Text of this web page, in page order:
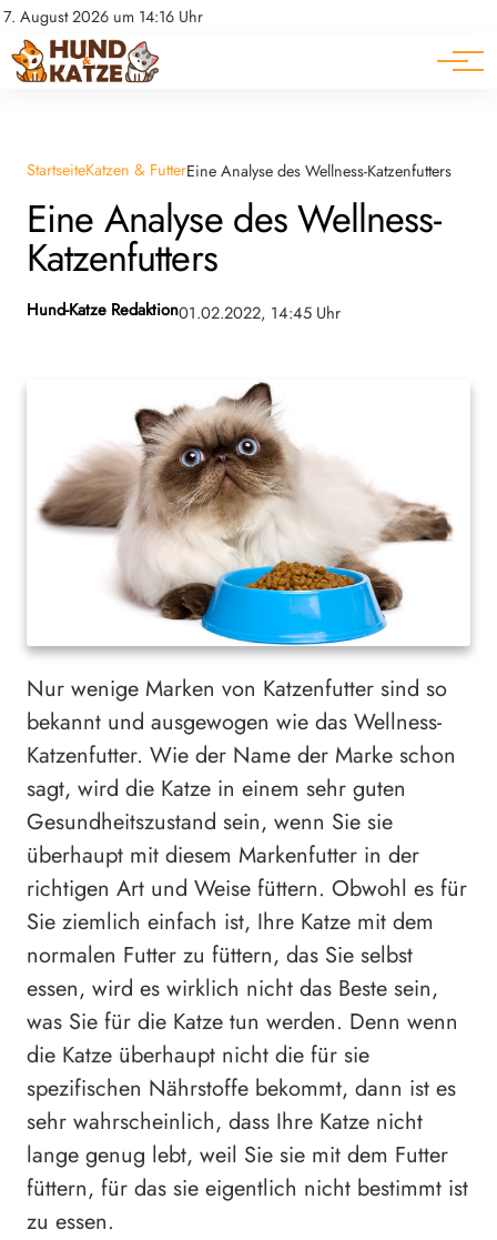
7. August 2026 um 14:16 Uhr
Datenschutz
Impressum
Pferde
Ratgeber
StartseiteKatzen & FutterEine Analyse des Wellness-Katzenfutters
Eine Analyse des Wellness-
Katzenfutters
Hund-Katze Redaktion01.02.2022, 14:45 Uhr
Nur wenige Marken von Katzenfutter sind so
bekannt und ausgewogen wie das Wellness-
Katzenfutter. Wie der Name der Marke schon
sagt, wird die Katze in einem sehr guten
Gesundheitszustand sein, wenn Sie sie
überhaupt mit diesem Markenfutter in der
richtigen Art und Weise füttern. Obwohl es für
Sie ziemlich einfach ist, Ihre Katze mit dem
normalen Futter zu füttern, das Sie selbst
essen, wird es wirklich nicht das Beste sein,
was Sie für die Katze tun werden. Denn wenn
die Katze überhaupt nicht die für sie
spezifischen Nährstoffe bekommt, dann ist es
sehr wahrscheinlich, dass Ihre Katze nicht
lange genug lebt, weil Sie sie mit dem Futter
füttern, für das sie eigentlich nicht bestimmt ist
zu essen.